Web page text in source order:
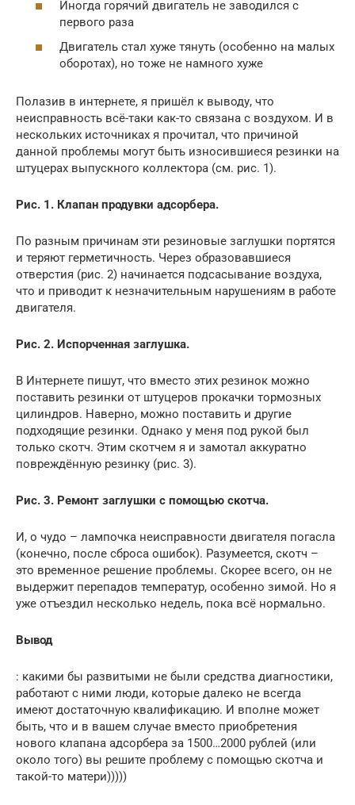
Иногда горячий двигатель не заводился с
первого раза
Двигатель стал хуже тянуть (особенно на малых
оборотах), но тоже не намного хуже
Полазив в интернете, я пришёл к выводу, что
неисправность всё-таки как-то связана с воздухом. И в
нескольких источниках я прочитал, что причиной
данной проблемы могут быть износившиеся резинки на
штуцерах выпускного коллектора (см. рис. 1).
Рис. 1. Клапан продувки адсорбера.
По разным причинам эти резиновые заглушки портятся
и теряют герметичность. Через образовавшиеся
отверстия (рис. 2) начинается подсасывание воздуха,
что и приводит к незначительным нарушениям в работе
двигателя.
Рис. 2. Испорченная заглушка.
В Интернете пишут, что вместо этих резинок можно
поставить резинки от штуцеров прокачки тормозных
цилиндров. Наверно, можно поставить и другие
подходящие резинки. Однако у меня под рукой был
только скотч. Этим скотчем я и замотал аккуратно
повреждённую резинку (рис. 3).
Рис. 3. Ремонт заглушки с помощью скотча.
И, о чудо – лампочка неисправности двигателя погасла
(конечно, после сброса ошибок). Разумеется, скотч –
это временное решение проблемы. Скорее всего, он не
выдержит перепадов температур, особенно зимой. Но я
уже отъездил несколько недель, пока всё нормально.
Вывод
: какими бы развитыми не были средства диагностики,
работают с ними люди, которые далеко не всегда
имеют достаточную квалификацию. И вполне может
быть, что и в вашем случае вместо приобретения
нового клапана адсорбера за 1500…2000 рублей (или
около того) вы решите проблему с помощью скотча и
такой-то матери)))))